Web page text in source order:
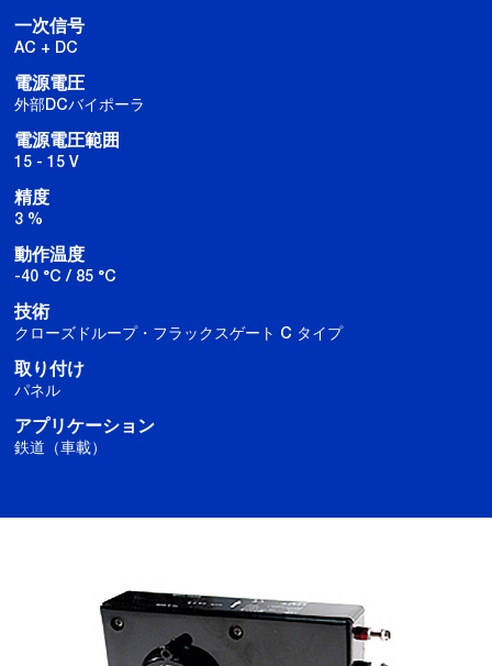
一次信号
AC + DC
電源電圧
外部DCバイポーラ
電源電圧範囲
15 - 15 V
精度
3 %
動作温度
-40 °C / 85 °C
技術
クローズドループ・フラックスゲート C タイプ
取り付け
パネル
アプリケーション
鉄道（車載）